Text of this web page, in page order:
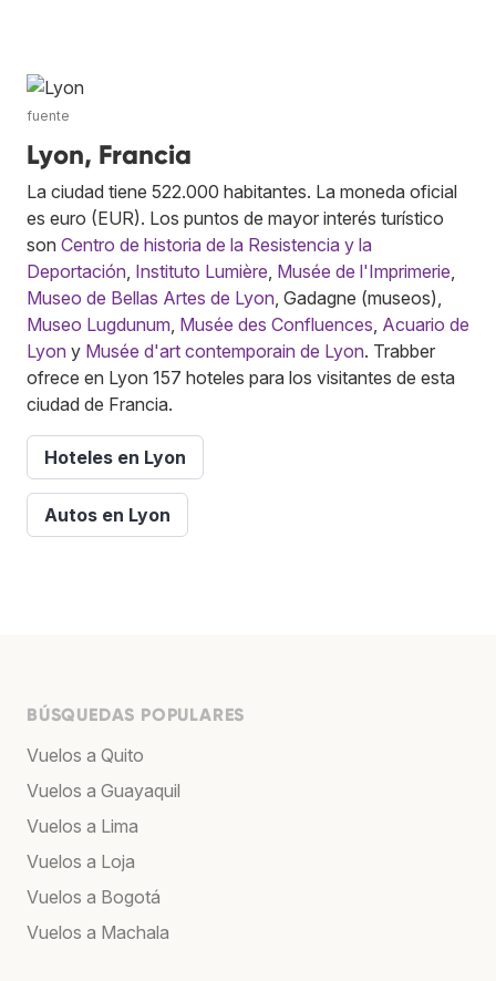
fuente
Lyon, Francia
La ciudad tiene 522.000 habitantes. La moneda oficial
es euro (EUR). Los puntos de mayor interés turístico
son Centro de historia de la Resistencia y la
Deportación Instituto Lumière Musée de l'Imprimerie
Museo de Bellas Artes de Lyon , Gadagne (museos),
Museo Lugdunum Musée des Confluences Acuario de
Lyon y Musée d'art contemporain de Lyon. Trabber
ofrece en Lyon 157 hoteles para los visitantes de esta
ciudad de Francia.
Hoteles en Lyon
Autos en Lyon
BÚSQUEDAS POPULARES
Vuelos a Quito
Vuelos a Guayaquil
Vuelos a Lima
Vuelos a Loja
Vuelos a Bogotá
Vuelos a Machala